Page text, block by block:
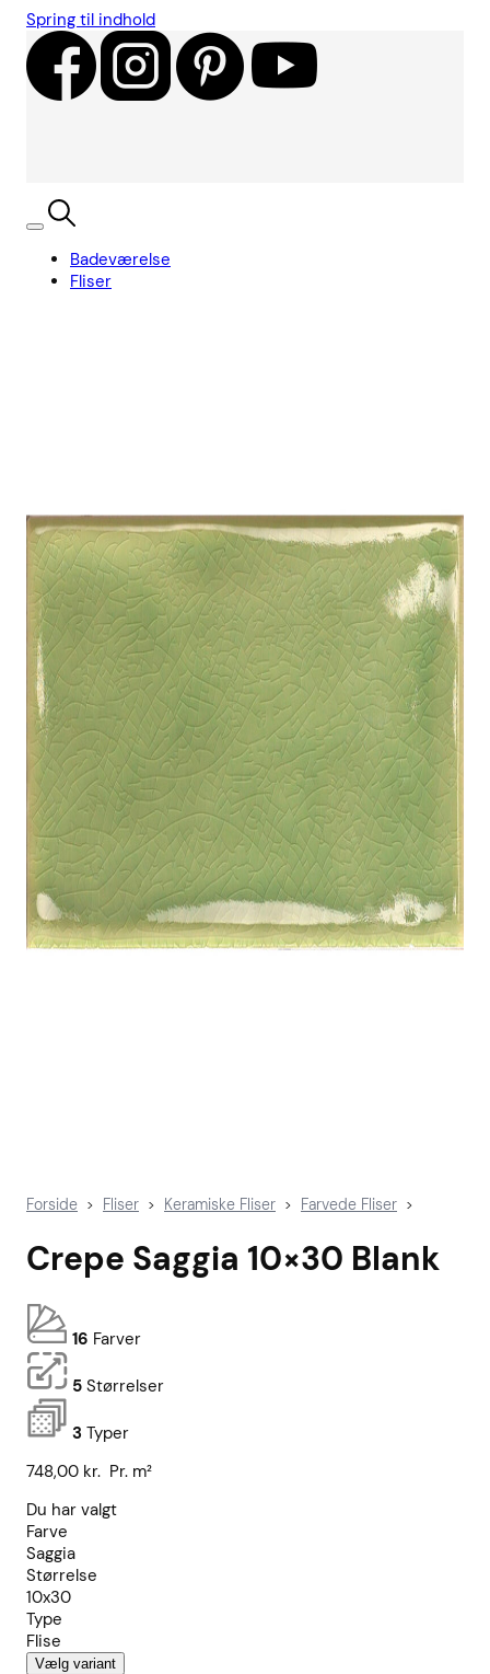
Spring til indhold
Badeværelse
Fliser
Forside > Fliser > Keramiske Fliser > Farvede Fliser >
Crepe Saggia 10×30 Blank
16 Farver
5 Størrelser
3 Typer
748,00 kr. Pr. m²
Du har valgt
Farve
Saggia
Størrelse
10x30
Type
Flise
Vælg variant